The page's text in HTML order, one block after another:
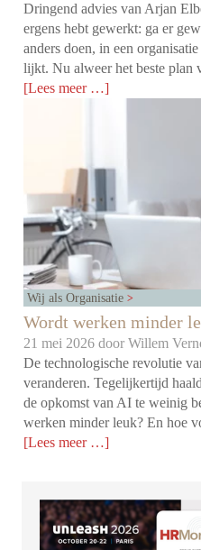
Dringend advies van Arjan
ergens hebt gewerkt: ga er
anders doen, in een
lijkt. Nu alweer het beste plan
[Lees meer …]
Wij als Organisatie
Wordt werken minder
21 mei 2026 doorWillem
De technologische revolutie
veranderen. Tegelijkertijd
de opkomst van AI te weinig
werken minder leuk? En hoe
[Lees meer …]